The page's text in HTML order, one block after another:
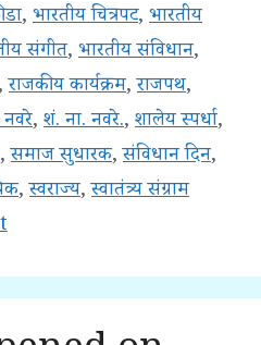
, भारतीय चित्रपट, भारतीय
संगीत, भारतीय संविधान,
राजकीय कार्यक्रम,राजपथ,
, शं. ना. नवरे., शालेय स्पर्धा,
,समाज सुधारक,संविधान दिन,
,स्वराज्य,स्वातंत्र्य संग्राम